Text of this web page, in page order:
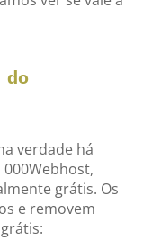
verdade há
grátis. Os
e removem